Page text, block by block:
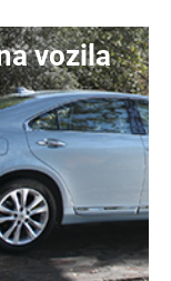
vozila